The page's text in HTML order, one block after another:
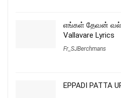
எங்கள் தேவன்
Vallavare Lyrics
Fr_SJBerchmans
EPPADI PATTA